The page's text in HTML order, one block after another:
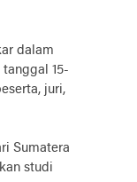
dalam
15-
juri,
Sumatera
studi